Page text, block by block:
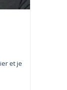
et je